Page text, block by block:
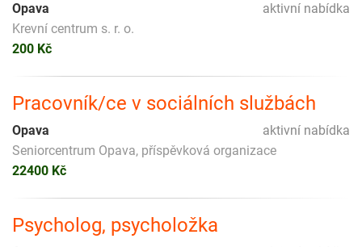
aktivní nabídka
Opava
Krevní centrum s. r. o.
200 Kč
Pracovník/ce v sociálních službách
aktivní nabídka
Opava
Seniorcentrum Opava, příspěvková organizace
22400 Kč
Psycholog, psycholožka